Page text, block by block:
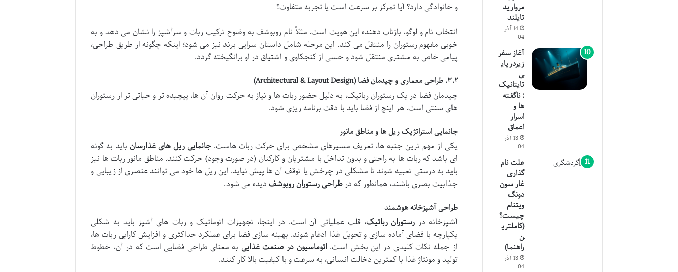
و خانوادگی دارد؟ آیا تمرکز بر سرعت است یا تجربه متفاوت؟
انتخاب نام و لوگو، بازتاب دهنده این هویت است. مثلاً نام روبوشف به وضوح ترکیب ربات و سرآشپز را نشان می دهد و به
خوبی مفهوم رستوران را منتقل می کند. این مرحله شامل داستان سرایی برند نیز می شود؛ اینکه چگونه از طریق طراحی،
پیامی خاص به مشتری منتقل شود و حسی از کنجکاوی و اشتیاق در او برانگیخته گردد.
۳.۲. طراحی معماری و چیدمان فضا (Architectural & Layout Design)
چیدمان فضا در یک رستوران رباتیک، به دلیل حضور ربات ها و نیاز به حرکت روان آن ها، پیچیده تر و حیاتی تر از رستوران
های سنتی است. هر اینچ از فضا باید با دقت برنامه ریزی شود.
جانمایی استراتژیک ریل ها و مناطق مانور
یکی از مهم ترین جنبه ها، تعریف مسیرهای مشخص برای حرکت ربات هاست. جانمایی ریل های غذارسانباید به گونه
ای باشد که ربات ها به راحتی و بدون تداخل با مشتریان و کارکنان (در صورت وجود) حرکت کنند. مناطق مانور ربات ها نیز
باید به درستی تعبیه شوند تا مشکلی در چرخش یا توقف آن ها پیش نیاید. این ریل ها خود می توانند عنصری از زیبایی و
جذابیت بصری باشند، همانطور که درطراحی رستوران روبوشفدیده می شود.
طراحی آشپزخانه هوشمند
آشپزخانه در رستوران رباتیک، قلب عملیاتی آن است. در اینجا، تجهیزات اتوماتیک و ربات های آشپز باید به شکلی
یکپارچه با فضای آماده سازی و تحویل غذا ادغام شوند. بهینه سازی فضا برای عملکرد حداکثری و افزایش کارایی ربات ها،
از جمله نکات کلیدی در این بخش است. اتوماسیون در صنعت غذایی به معنای طراحی فضایی است که در آن، خطوط
تولید و مونتاژ غذا با کمترین دخالت انسانی، به سرعت و با کیفیت بالا کار کنند.
مروارید
تایلند
14 آذر
04
آغاز سفر
زیردریای
ی
تایتانیک
: ناگفته
ها و
اسرار
اعماق
13 آذر
04
علت نام
گذاری
غار سون
دونگ
ویتنام
چیست؟
(کاملتری
ن
راهنما)
13 آذر
04